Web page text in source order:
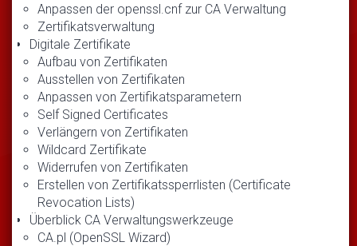
Anpassen der openssl.cnf zur CA Verwaltung
Zertifikatsverwaltung
Digitale Zertifikate
Aufbau von Zertifikaten
Ausstellen von Zertifikaten
Anpassen von Zertifikatsparametern
Self Signed Certificates
Verlängern von Zertifikaten
Wildcard Zertifikate
Widerrufen von Zertifikaten
Erstellen von Zertifikatssperrlisten (Certificate
Revocation Lists)
Überblick CA Verwaltungswerkzeuge
CA.pl (OpenSSL Wizard)